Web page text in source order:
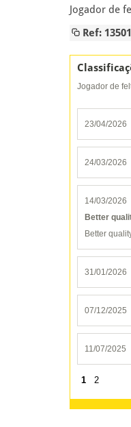
Jogador de
Ref:
Jogador de
23/04/2026
24/03/2026
14/03/2026
Better
Better
31/01/2026
07/12/2025
11/07/2025
1 2